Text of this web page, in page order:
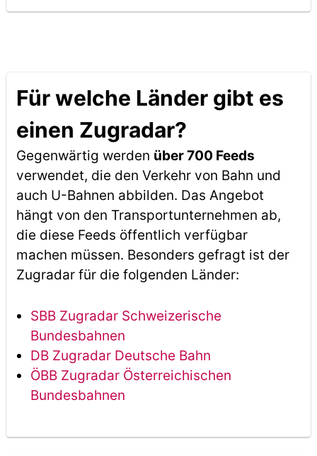
Für welche Länder gibt es
einen Zugradar?
Gegenwärtig werden über 700 Feeds
verwendet, die den Verkehr von Bahn und
auch U-Bahnen abbilden. Das Angebot
hängt von den Transportunternehmen ab,
die diese Feeds öffentlich verfügbar
machen müssen. Besonders gefragt ist der
Zugradar für die folgenden Länder:
SBB Zugradar Schweizerische
Bundesbahnen
DB Zugradar Deutsche Bahn
ÖBB Zugradar Österreichischen
Bundesbahnen